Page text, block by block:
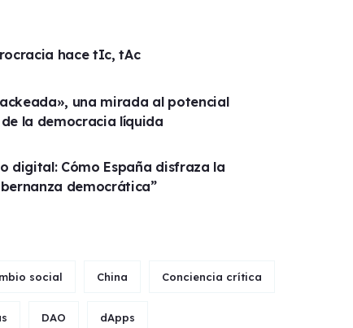
hace tIc, tAc
una mirada al potencial
la democracia líquida
digital: Cómo España disfraza la
democrática”
social China Conciencia crítica
DAO dApps